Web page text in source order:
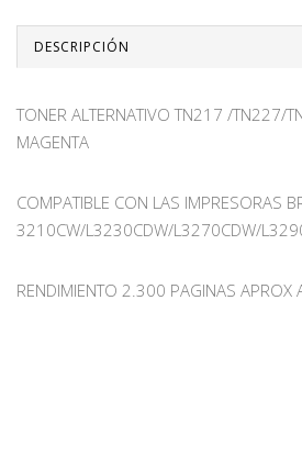
DESCRIPCIÓN
TONER ALTERNATIVO TN217 /TN227/
MAGENTA
COMPATIBLE CON LAS IMPRESORAS
3210CW/L3230CDW/L3270CDW/
RENDIMIENTO 2.300 PAGINAS APROX